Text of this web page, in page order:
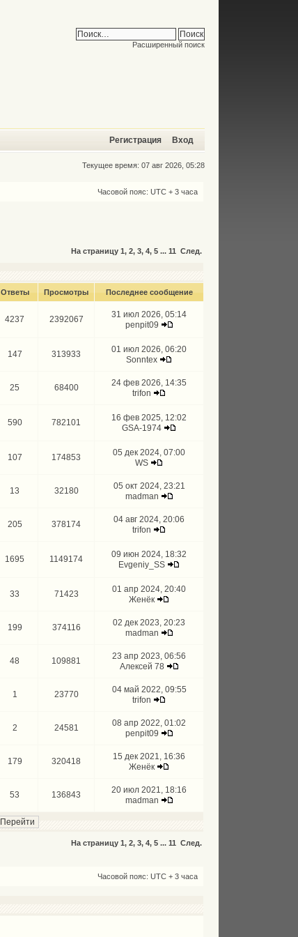
Расширенный поиск
Регистрация Вход
Текущее время: 07 авг 2026, 05:28
Часовой пояс: UTC + 3 часа
На страницу 1,2,3,4,5 ...11 След.
Ответы Просмотры Последнее сообщение
4237 2392067
31 июл 2026, 05:14
penpit09
147 313933
01 июл 2026, 06:20
Sonntex
25 68400
24 фев 2026, 14:35
trifon
590 782101
16 фев 2025, 12:02
GSA-1974
107 174853
05 дек 2024, 07:00
WS
13 32180
05 окт 2024, 23:21
madman
205 378174
04 авг 2024, 20:06
trifon
1695 1149174
09 июн 2024, 18:32
Evgeniy_SS
33 71423
01 апр 2024, 20:40
Женёк
199 374116
02 дек 2023, 20:23
madman
48 109881
23 апр 2023, 06:56
Алексей 78
1 23770
04 май 2022, 09:55
trifon
2 24581
08 апр 2022, 01:02
penpit09
179 320418
15 дек 2021, 16:36
Женёк
53 136843
20 июл 2021, 18:16
madman
На страницу 1,2,3,4,5 ...11 След.
Часовой пояс: UTC + 3 часа